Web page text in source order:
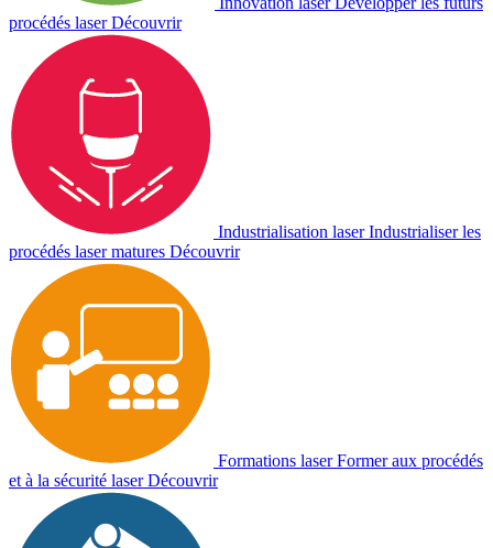
procédés laser Découvrir
Industrialisation laser Industrialiser les
procédés laser matures Découvrir
Formations laser Former aux procédés
et à la sécurité laser Découvrir